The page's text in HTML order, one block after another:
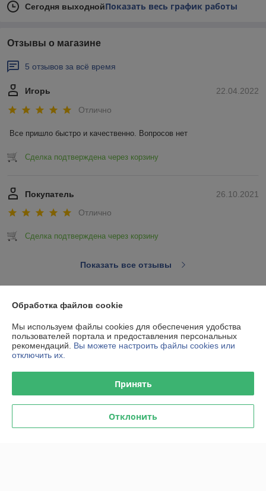
Сегодня выходнойПоказать весь график работы
Отзывы о магазине
5 отзывов за всё время
22.04.2022
Игорь
Отлично
Все пришло быстро и качественно. Вопросов нет
Сделка подтверждена через корзину
26.10.2021
Покупатель
Отлично
Сделка подтверждена через корзину
Показать все отзывы
О нас
Контакты
Доставка и оплата
Обработка файлов cookie
Мы используем файлы cookies для обеспечения удобства
пользователей портала и предоставления персональных
рекомендаций. Вы можете настроить файлы cookies или
отключить их.
Принять
Отклонить